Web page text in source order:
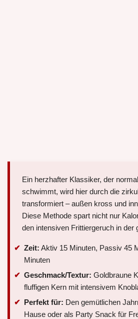
Ein herzhafter Klassiker, der
schwimmt, wird hier durch die
transformiert – außen kross und
Diese Methode spart nicht nur
den intensiven Frittiergeruch in der
Zeit: Aktiv 15 Minuten, Passiv 45
Minuten
Geschmack/Textur: Goldbraune
fluffigen Kern mit intensivem
Perfekt für: Den gemütlichen
Hause oder als Party Snack für